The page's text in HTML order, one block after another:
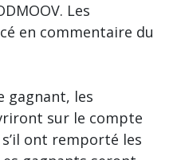
Les
en commentaire du
gagnant, les
sur le compte
ont remporté les